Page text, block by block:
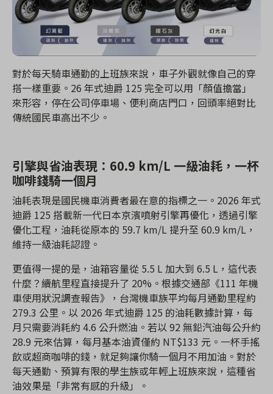
對於每天騎車通勤的上班族來說，車子外觀就像自己的穿
搭一樣重要。26 年式迪爵 125 完全可以用「顏值擔當」
來形容，停在公司停車場、便利商店門口，回頭率絕對比
傳統國民車高出不少。
引擎與省油表現：60.9 km/L 一級油耗，一杯
咖啡錢騎一個月
油耗表現是國民機車消費者最在意的指標之一。2026 年式
迪爵 125 搭載新一代日本京濱噴射引擎再優化，透過引擎
優化工程，油耗從原本的 59.7 km/L 提升至 60.9 km/L，
維持一級油耗認證。
更值得一提的是，油箱容量從 5.5 L 加大到 6.5 L，這代表
什麼？續航里程直接提升了 20%。根據交通部《111 年機
車使用狀況調查報告》，台灣機車族平均每月通勤里程約
279.3 公里。以 2026 年式迪爵 125 的油耗數據計算，每
月只需要消耗約 4.6 公升燃油。若以 92 無鉛汽油每公升約
28.9 元來估算，每月基本油資僅約 NT$133 元。一杯手搖
飲或超商咖啡的錢，就足夠讓你騎一個月不用加油。對於
每天通勤、預算有限的學生族或年輕上班族來說，這種省
油效果是「非常有感的升級」。